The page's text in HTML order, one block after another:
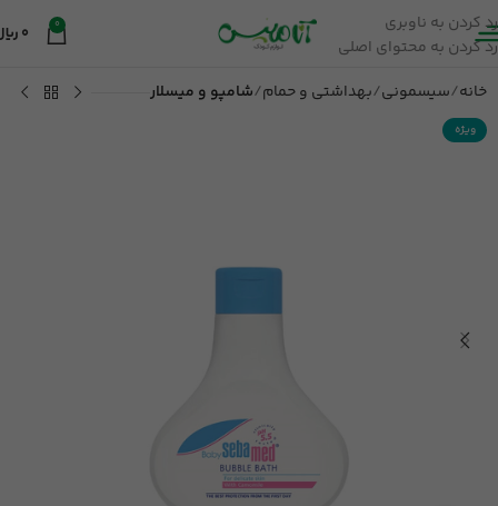
رد کردن به ناوبری
رد کردن به محتوای اصلی
0
0
خانه سیسمونی بهداشتی و حمام شامپو و میسلار
ویژه